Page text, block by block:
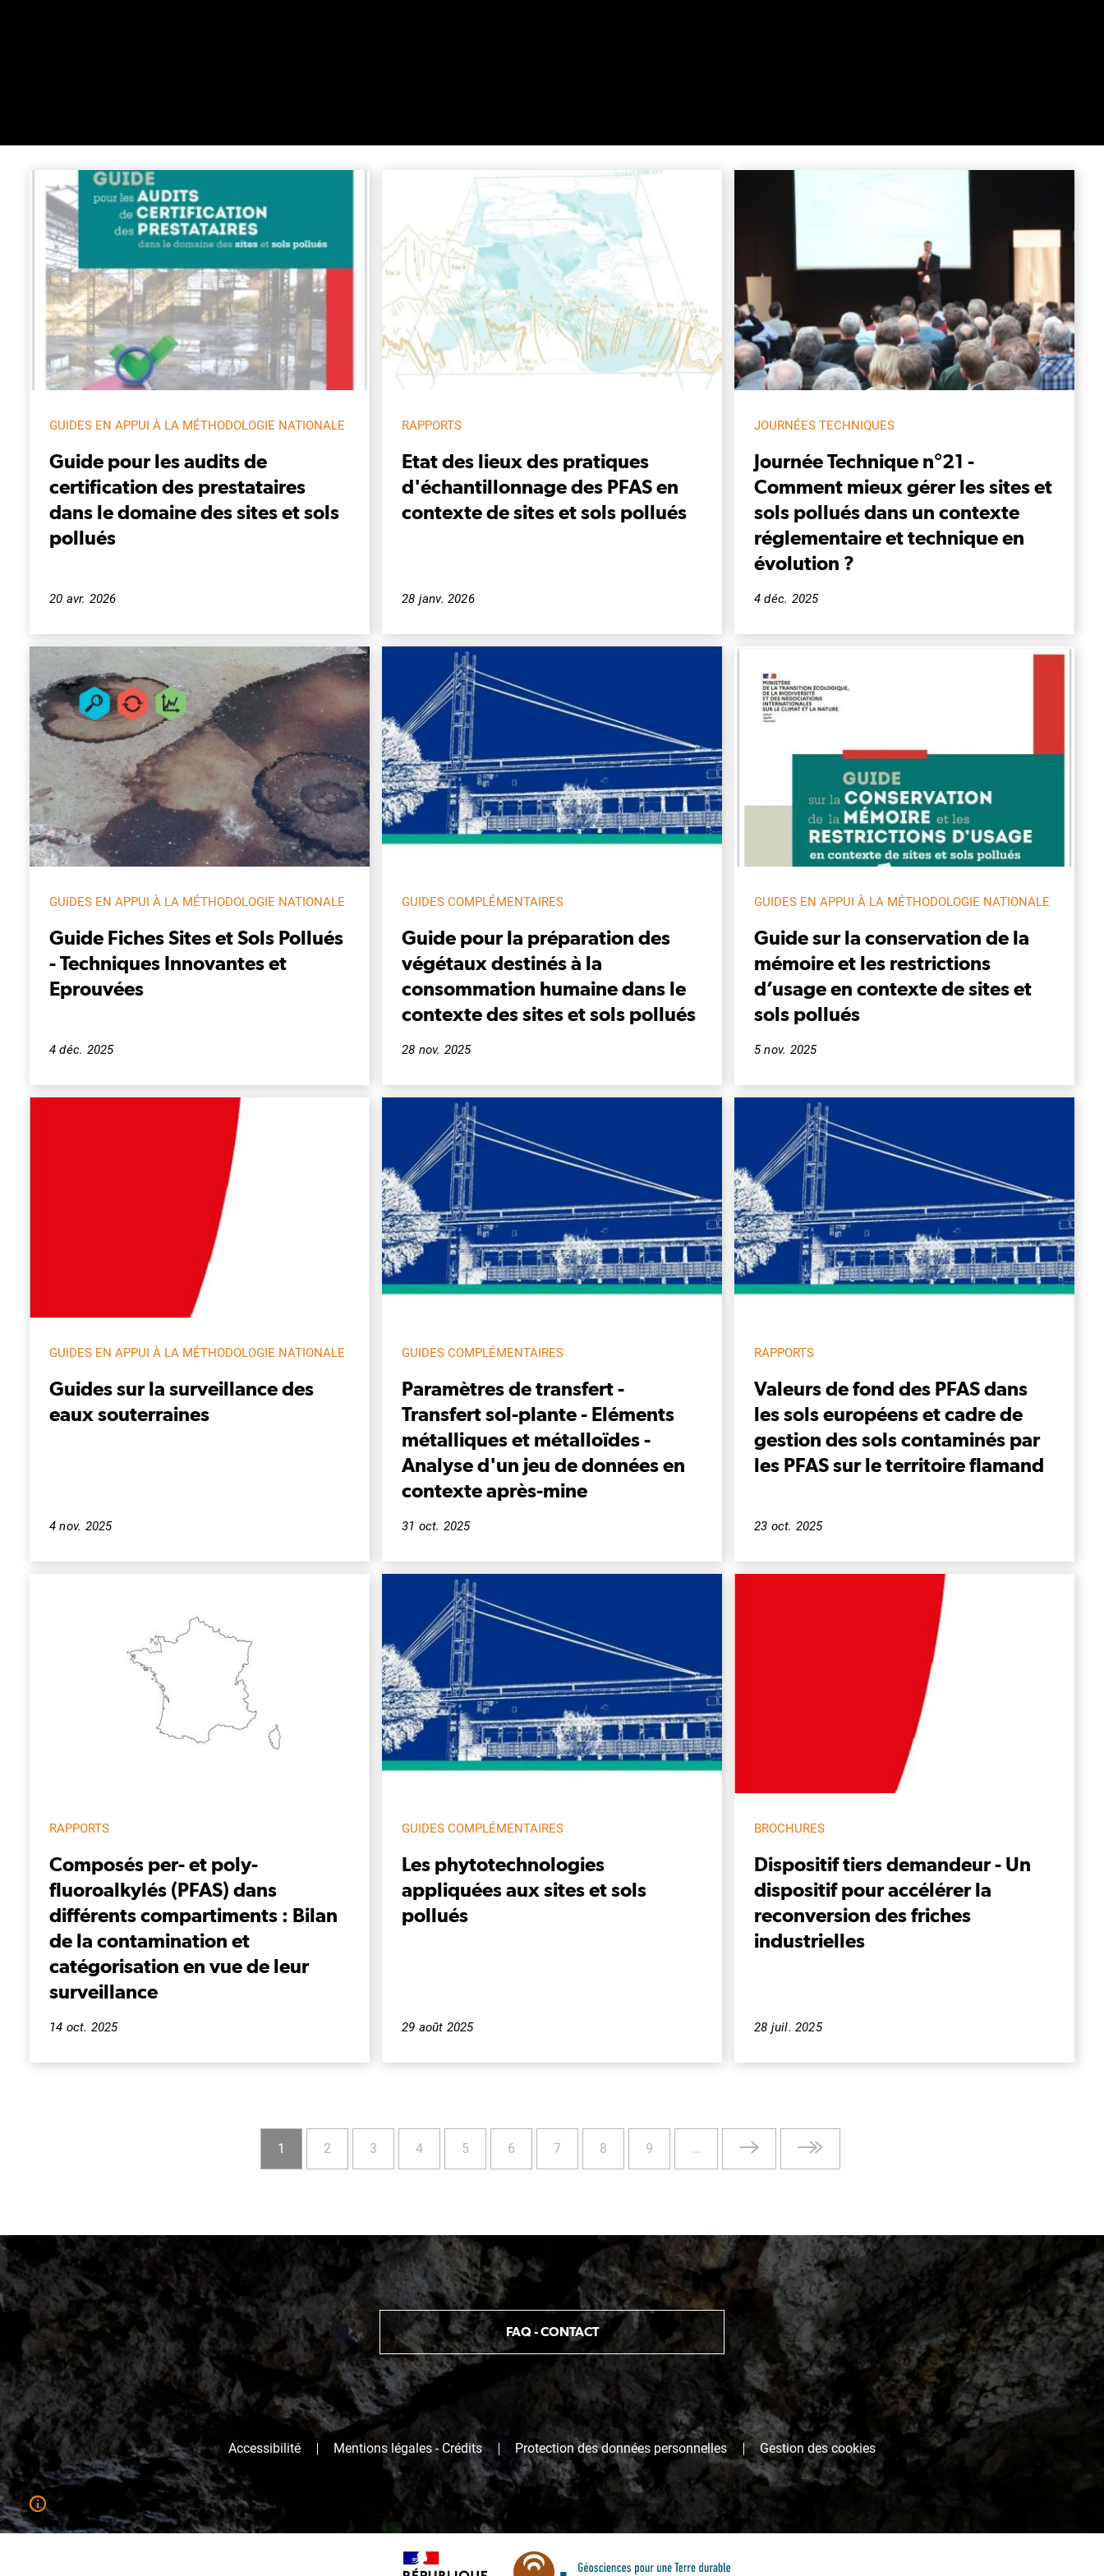
GUIDES EN APPUI À LA MÉTHODOLOGIE NATIONALE
Guide pour les audits de
certification des prestataires
dans le domaine des sites et sols
pollués
20 avr. 2026
RAPPORTS
Etat des lieux des pratiques
d'échantillonnage des PFAS en
contexte de sites et sols pollués
28 janv. 2026
JOURNÉES TECHNIQUES
Journée Technique n°21 -
Comment mieux gérer les sites et
sols pollués dans un contexte
réglementaire et technique en
évolution ?
4 déc. 2025
GUIDES EN APPUI À LA MÉTHODOLOGIE NATIONALE
Guide Fiches Sites et Sols Pollués
- Techniques Innovantes et
Eprouvées
4 déc. 2025
GUIDES COMPLÉMENTAIRES
Guide pour la préparation des
végétaux destinés à la
consommation humaine dans le
contexte des sites et sols pollués
28 nov. 2025
GUIDES EN APPUI À LA MÉTHODOLOGIE NATIONALE
Guide sur la conservation de la
mémoire et les restrictions
d’usage en contexte de sites et
sols pollués
5 nov. 2025
GUIDES EN APPUI À LA MÉTHODOLOGIE NATIONALE
Guides sur la surveillance des
eaux souterraines
4 nov. 2025
GUIDES COMPLÉMENTAIRES
Paramètres de transfert -
Transfert sol-plante - Eléments
métalliques et métalloïdes -
Analyse d'un jeu de données en
contexte après-mine
31 oct. 2025
RAPPORTS
Valeurs de fond des PFAS dans
les sols européens et cadre de
gestion des sols contaminés par
les PFAS sur le territoire flamand
23 oct. 2025
RAPPORTS
Composés per- et poly-
fluoroalkylés (PFAS) dans
différents compartiments : Bilan
de la contamination et
catégorisation en vue de leur
surveillance
14 oct. 2025
GUIDES COMPLÉMENTAIRES
Les phytotechnologies
appliquées aux sites et sols
pollués
29 août 2025
BROCHURES
Dispositif tiers demandeur - Un
dispositif pour accélérer la
reconversion des friches
industrielles
28 juil. 2025
Page
courante
1 Page
2 Page
3 Page
4 Page
5 Page
6 Page
7 Page
8 Page
9 …
Page
suivante
Dernière
page
FAQ - CONTACT
Accessibilité Mentions légales - Crédits Protection des données personnelles Gestion des cookies